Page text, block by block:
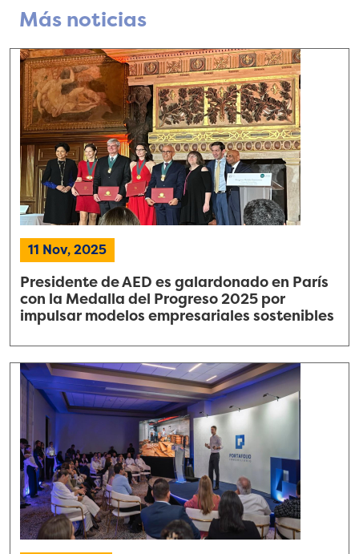
Más noticias
11 Nov, 2025
Presidente de AED es galardonado en París
con la Medalla del Progreso 2025 por
impulsar modelos empresariales sostenibles